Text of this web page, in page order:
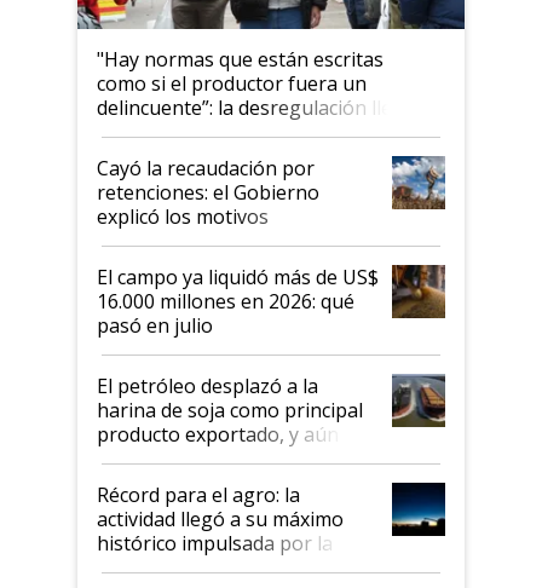
"Hay normas que están escritas
como si el productor fuera un
delincuente”: la desregulación llegó
al Congreso Aapresid y hasta se
habló del financiamiento al IPCVA
Cayó la recaudación por
retenciones: el Gobierno
explicó los motivos
El campo ya liquidó más de US$
16.000 millones en 2026: qué
pasó en julio
El petróleo desplazó a la
harina de soja como principal
producto exportado, y aún así
el agro aportó casi seis de cada
diez dólares y sostuvo el
liderazgo en un semestre
récord
Récord para el agro: la
actividad llegó a su máximo
histórico impulsada por la
cosecha y las exportaciones